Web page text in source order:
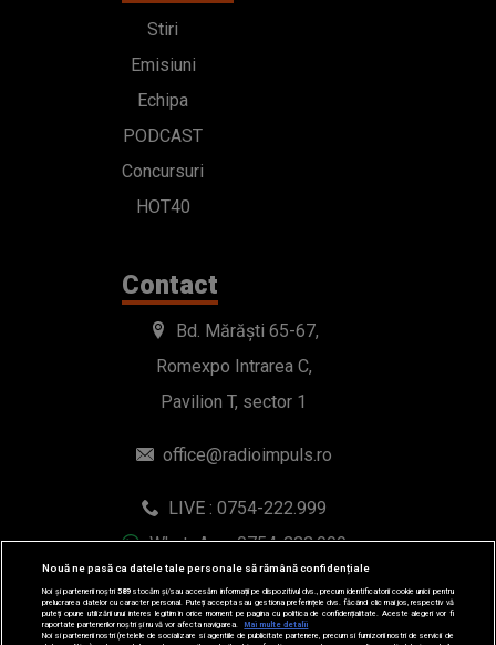
Stiri
Emisiuni
Echipa
PODCAST
Concursuri
HOT40
Contact
Bd. Mărăști 65-67,
Romexpo Intrarea C,
Pavilion T, sector 1
office@radioimpuls.ro
LIVE : 0754-222.999
WhatsApp: 0754-222.999
Nouă ne pasă ca datele tale personale să rămână confidențiale
Noi și partenerii noștri589stocăm și/sau accesăm informații pe dispozitivul dvs., precum identificatorii cookie unici pentru
prelucrarea datelor cu caracter personal. Puteți accepta sau gestiona preferințele dvs. făcând clic mai jos, respectiv vă
puteți opune utilizării unui interes legitim în orice moment pe pagina cu politica de confidențialitate. Aceste alegeri vor fi
raportate partenerilor noștri și nu vă vor afecta navigarea.
Mai multe detalii
Noi si partenerii nostri (retelele de socializare si agentiile de publicitate partenere, precum si furnizorii nostri de servicii de